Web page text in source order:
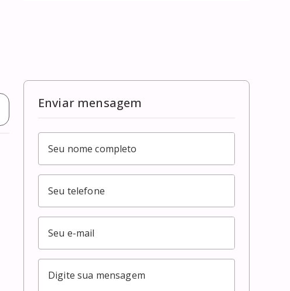
Enviar mensagem